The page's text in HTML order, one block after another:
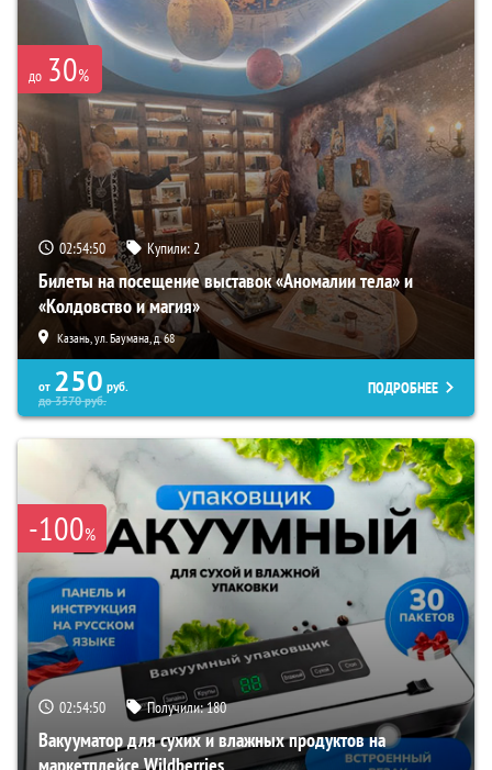
до 30%
02:54:49 Купили:2
Билеты на посещение выставок «Аномалии тела» и
«Колдовство и магия»
Казань, ул. Баумана, д. 68
от 250 руб.
до3570руб.
ПОДРОБНЕЕ
-100%
02:54:49 Получили:180
Вакууматор для сухих и влажных продуктов на
маркетплейсе Wildberries